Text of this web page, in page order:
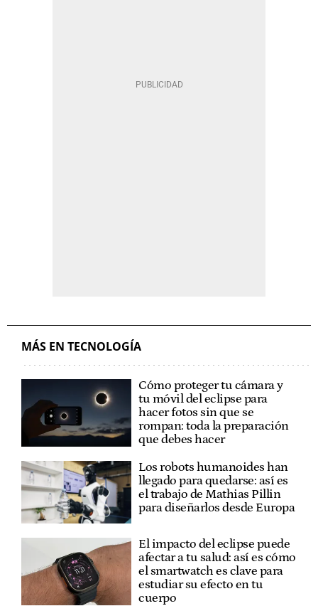
MÁS EN TECNOLOGÍA
Cómo proteger tu cámara y
tu móvil del eclipse para
hacer fotos sin que se
rompan: toda la preparación
que debes hacer
Los robots humanoides han
llegado para quedarse: así es
el trabajo de Mathias Pillin
para diseñarlos desde Europa
El impacto del eclipse puede
afectar a tu salud: así es cómo
el smartwatch es clave para
estudiar su efecto en tu
cuerpo